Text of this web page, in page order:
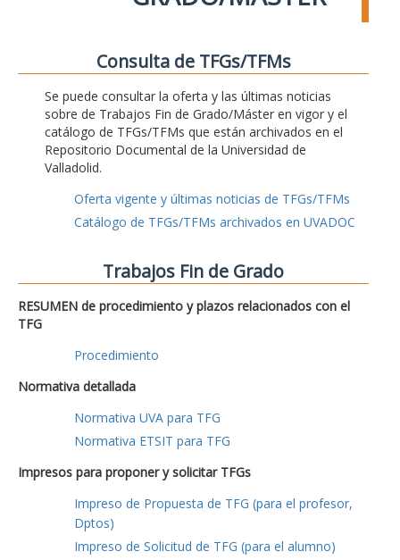
Consulta de TFGs/TFMs
Se puede consultar la oferta y las últimas noticias
sobre de Trabajos Fin de Grado/Máster en vigor y el
catálogo de TFGs/TFMs que están archivados en el
Repositorio Documental de la Universidad de
Valladolid.
Oferta vigente y últimas noticias de TFGs/TFMs
Catálogo de TFGs/TFMs archivados en UVADOC
Trabajos Fin de Grado
RESUMEN de procedimiento y plazos relacionados con el
TFG
Procedimiento
Normativa detallada
Normativa UVA para TFG
Normativa ETSIT para TFG
Impresos para proponer y solicitar TFGs
Impreso de Propuesta de TFG (para el profesor,
Dptos)
Impreso de Solicitud de TFG (para el alumno)